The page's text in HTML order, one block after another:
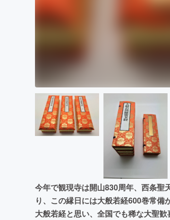
今年で観現寺は開山830周年、西条聖
り、この縁日には大般若経600巻常
大般若経と思い、全国でも稀な大聖